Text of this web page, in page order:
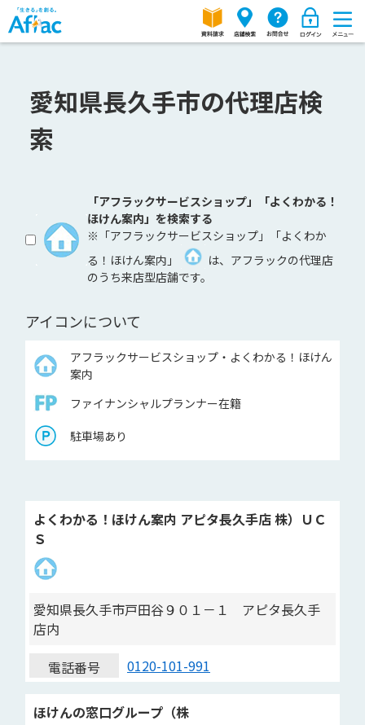
愛知県長久手市の代理店検
索
「アフラックサービスショップ」「よくわかる！
ほけん案内」を検索する
※「アフラックサービスショップ」「よくわか
る！ほけん案内」
は、アフラックの代理店
のうち来店型店舗です。
アイコンについて
アフラックサービスショップ・よくわかる！ほけん
案内
ファイナンシャルプランナー在籍
駐車場あり
よくわかる！ほけん案内 アピタ長久手店 株）ＵＣ
Ｓ
愛知県長久手市戸田谷９０１－１ アピタ長久手
店内
電話番号
0120-101-991
ほけんの窓口グループ（株